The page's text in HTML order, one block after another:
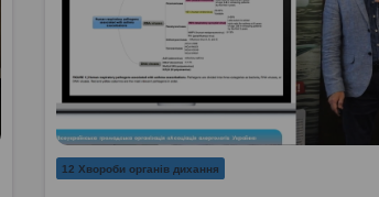
12 Хвороби органів дихання